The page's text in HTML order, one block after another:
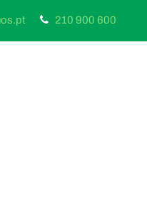
210 900 600